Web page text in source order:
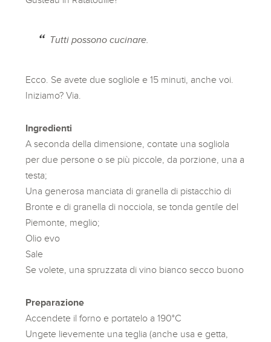
Tutti possono cucinare.
Ecco. Se avete due sogliole e 15 minuti, anche voi.
Iniziamo? Via.
Ingredienti
A seconda della dimensione, contate una sogliola
per due persone o se più piccole, da porzione, una a
testa;
Una generosa manciata di granella di pistacchio di
Bronte e di granella di nocciola, se tonda gentile del
Piemonte, meglio;
Olio evo
Sale
Se volete, una spruzzata di vino bianco secco buono
Preparazione
Accendete il forno e portatelo a 190°C
Ungete lievemente una teglia (anche usa e getta,